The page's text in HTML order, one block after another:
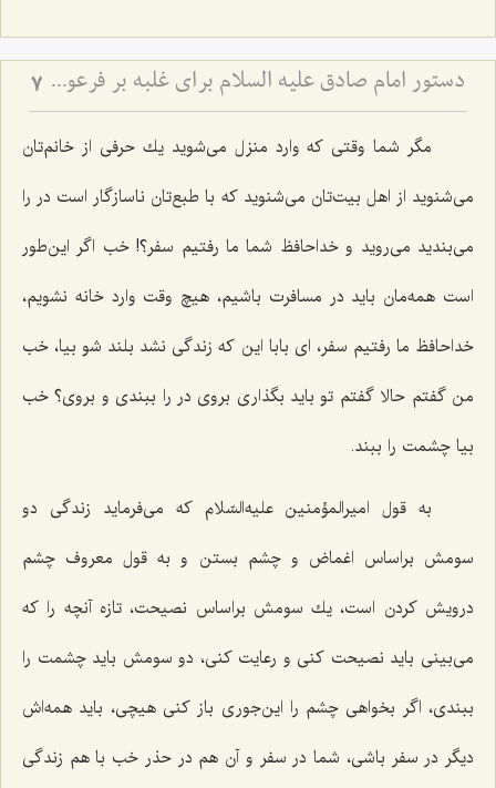
دستور امام صادق علیه السلام برای غلبه بر فرعونیت نفس 7
مگر شما وقتی كه وارد منزل می‌شوید یك حرفی از خانم‌تان
می‌شنوید از اهل بیت‌تان می‌شنوید كه با طبع‌تان ناسازگار است در را
می‌بندید می‌روید و خداحافظ شما ما رفتیم سفر؟! خب اگر این‌طور
است همه‌مان باید در مسافرت باشیم، هیچ وقت وارد خانه نشویم،
خداحافظ ما رفتیم سفر، ای بابا این كه زندگی نشد بلند شو بیا، خب
من گفتم حالا گفتم تو باید بگذاری بروی در را ببندی و بروی؟ خب
بیا چشمت را ببند.
به قول امیرالمؤمنین علیه‌السّلام كه می‌فرماید زندگی دو
سومش براساس اغماض و چشم بستن و به قول معروف چشم
درویش كردن است، یك سومش براساس نصیحت، تازه آنچه را كه
می‌بینی باید نصیحت كنی و رعایت كنی، دو سومش باید چشمت را
ببندی، اگر بخواهی چشم را این‌جوری باز كنی هیچی، باید همه‌اش
دیگر در سفر باشی، شما در سفر و آن هم در حذر خب با هم زندگی